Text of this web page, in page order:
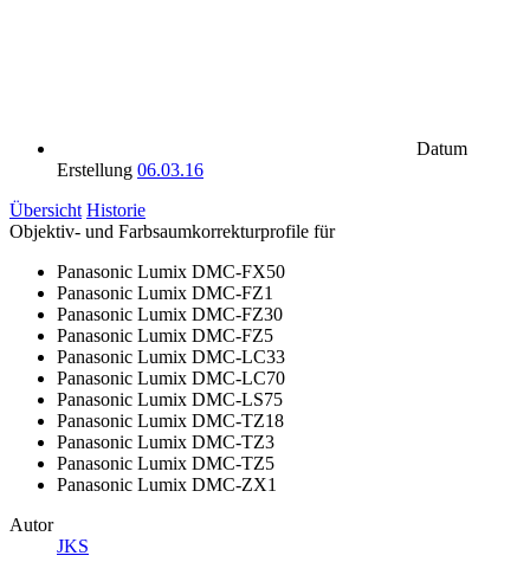
Datum
Erstellung 06.03.16
Übersicht Historie
Objektiv- und Farbsaumkorrekturprofile für
Panasonic Lumix DMC-FX50
Panasonic Lumix DMC-FZ1
Panasonic Lumix DMC-FZ30
Panasonic Lumix DMC-FZ5
Panasonic Lumix DMC-LC33
Panasonic Lumix DMC-LC70
Panasonic Lumix DMC-LS75
Panasonic Lumix DMC-TZ18
Panasonic Lumix DMC-TZ3
Panasonic Lumix DMC-TZ5
Panasonic Lumix DMC-ZX1
Autor
JKS